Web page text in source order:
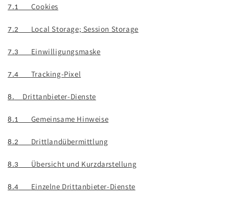
7.1 Cookies
7.2 Local Storage; Session Storage
7.3 Einwilligungsmaske
7.4 Tracking-Pixel
8. Drittanbieter-Dienste
8.1 Gemeinsame Hinweise
8.2 Drittlandübermittlung
8.3 Übersicht und Kurzdarstellung
8.4 Einzelne Drittanbieter-Dienste